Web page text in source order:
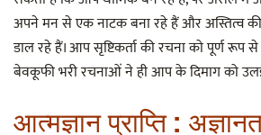
अपने मन से एक नाटक बना रहे हैं और अस्तित्व
डाल रहे हैं। आप सृष्टिकर्ता की रचना को पूर्ण रूप
बेवकूफी भरी रचनाओं ने ही आप के दिमाग को
आत्मज्ञान प्राप्ति :